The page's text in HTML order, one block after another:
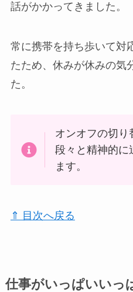
話がかかってきました。
常に携帯を持ち歩いて対
たため、休みが休みの気
た。
オンオフの切り
段々と精神的に
ます。
⇑ 目次へ戻る
仕事がいっぱいいっ